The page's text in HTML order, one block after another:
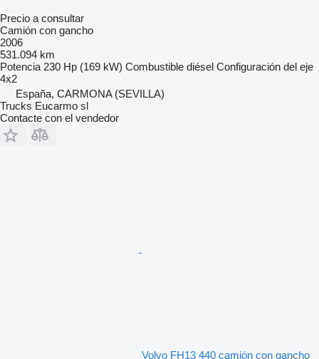
Precio a consultar
Camión con gancho
2006
531.094 km
Potencia 230 Hp (169 kW) Combustible diésel Configuración del eje
4x2
España, CARMONA (SEVILLA)
Trucks Eucarmo sl
Contacte con el vendedor
Volvo FH13 440 camión con gancho